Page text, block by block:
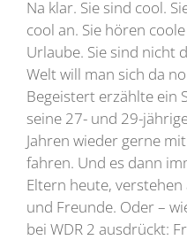
Na klar. Sie sind cool.
cool an. Sie hören
Urlaube. Sie sind nicht
Welt will man sich da
Begeistert erzählte ein
seine 27- und 29-
Jahren wieder gerne
fahren. Und es dann
Eltern heute,
und Freunde. Oder –
bei WDR 2 ausdrückt: